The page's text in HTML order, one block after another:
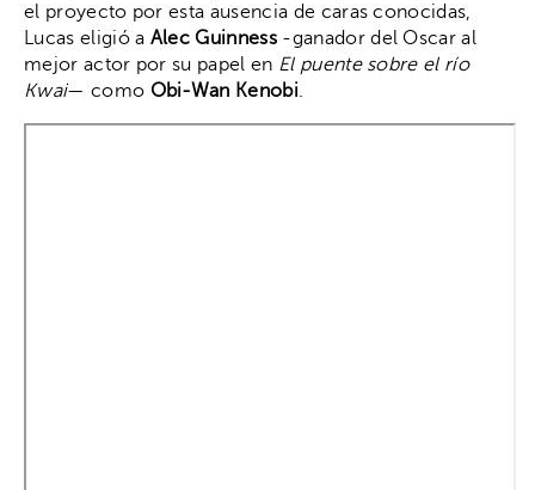
el proyecto por esta ausencia de caras conocidas,
Lucas eligió a Alec Guinness-ganador del Oscar al
mejor actor por su papel en El puente sobre el río
Kwai— como Obi-Wan Kenobi.